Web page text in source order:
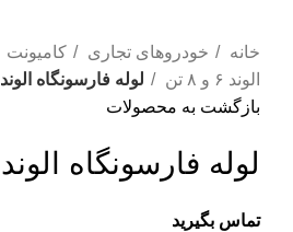
خانه
خودروهای تجاری کامیونت
الوند ۶ و ۸ تن
لوله فارسونگاه الوند 6 و 8 تن
بازگشت به محصولات
لوله فارسونگاه الوند 6 و 8 تن
تماس بگیرید